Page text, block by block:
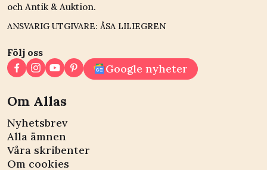
och Antik & Auktion.
ANSVARIG UTGIVARE: ÅSA LILIEGREN
Följ oss
Google nyheter
Om Allas
Nyhetsbrev
Alla ämnen
Våra skribenter
Om cookies